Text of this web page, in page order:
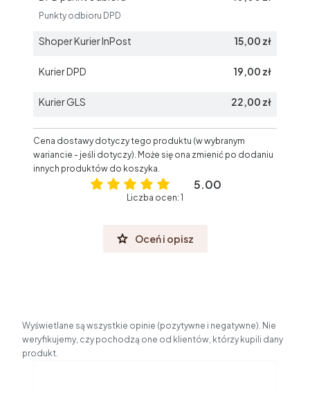
Punkty odbioru DPD
Shoper Kurier InPost 15,00 zł
Kurier DPD 19,00 zł
Kurier GLS 22,00 zł
Cena dostawy dotyczy tego produktu (w wybranym
wariancie - jeśli dotyczy). Może się ona zmienić po dodaniu
innych produktów do koszyka.
5.00
Liczba ocen: 1
Oceń i opisz
Wyświetlane są wszystkie opinie (pozytywne i negatywne). Nie
weryfikujemy, czy pochodzą one od klientów, którzy kupili dany
produkt.